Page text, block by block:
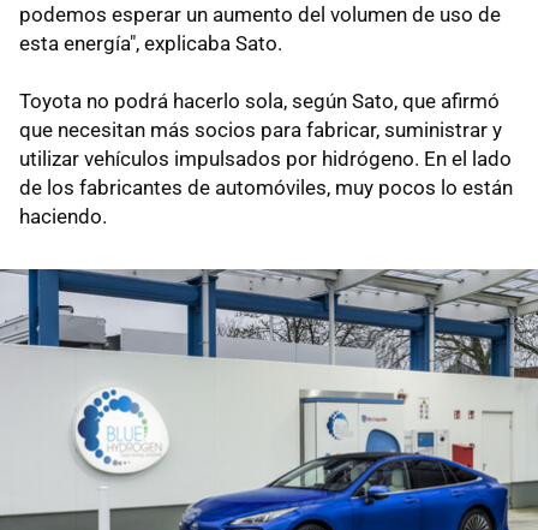
podemos esperar un aumento del volumen de uso de
esta energía", explicaba Sato.
Toyota no podrá hacerlo sola, según Sato, que afirmó
que necesitan más socios para fabricar, suministrar y
utilizar vehículos impulsados por hidrógeno. En el lado
de los fabricantes de automóviles, muy pocos lo están
haciendo.